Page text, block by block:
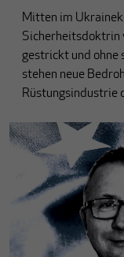
Mitten im
Sicherheitsdoktrin
gestrickt und
stehen neue
Rüstungsindustrie